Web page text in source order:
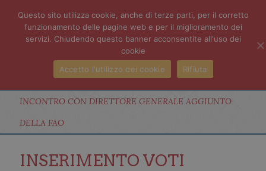
INCONTRO CON DIRETTORE GENERALE AGGIUNTO
DELLA FAO
INSERIMENTO VOTI
Questo sito utilizza cookie, anche di terze parti, per il corretto
funzionamento delle pagine web e per il miglioramento dei
servizi. Chiudendo questo banner acconsentite all'uso dei
cookie
Accetto l'utilizzo dei cookie
Rifiuta